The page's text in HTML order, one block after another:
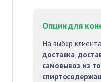
Опции для
На выбор
доставка,
самовывоз из